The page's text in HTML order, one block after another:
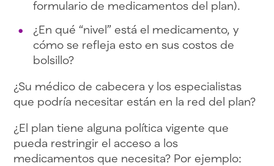
formulario de medicamentos del plan).
¿En qué “nivel” está el medicamento, y
cómo se refleja esto en sus costos de
bolsillo?
¿Su médico de cabecera y los especialistas
que podría necesitar están en la red del plan?
¿El plan tiene alguna política vigente que
pueda restringir el acceso a los
medicamentos que necesita? Por ejemplo: